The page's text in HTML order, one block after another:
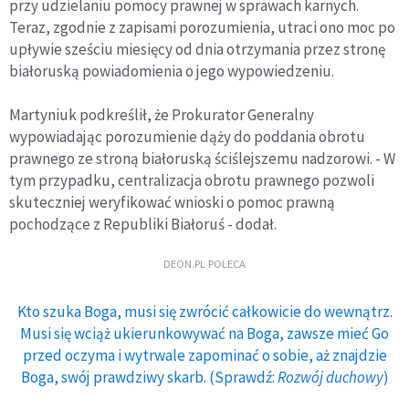
przy udzielaniu pomocy prawnej w sprawach karnych.
Teraz, zgodnie z zapisami porozumienia, utraci ono moc po
upływie sześciu miesięcy od dnia otrzymania przez stronę
białoruską powiadomienia o jego wypowiedzeniu.
Martyniuk podkreślił, że Prokurator Generalny
wypowiadając porozumienie dąży do poddania obrotu
prawnego ze stroną białoruską ściślejszemu nadzorowi. - W
tym przypadku, centralizacja obrotu prawnego pozwoli
skuteczniej weryfikować wnioski o pomoc prawną
pochodzące z Republiki Białoruś - dodał.
DEON.PL POLECA
Kto szuka Boga, musi się zwrócić całkowicie do wewnątrz.
Musi się wciąż ukierunkowywać na Boga, zawsze mieć Go
przed oczyma i wytrwale zapominać o sobie, aż znajdzie
Boga, swój prawdziwy skarb. (Sprawdź:Rozwój duchowy)